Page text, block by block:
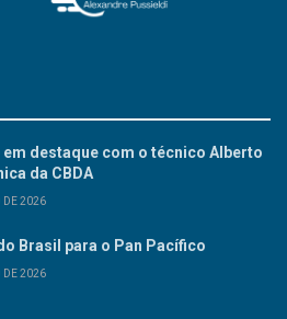
destaque com o técnico Alberto
da CBDA
DE 2026
Brasil para o Pan Pacífico
DE 2026